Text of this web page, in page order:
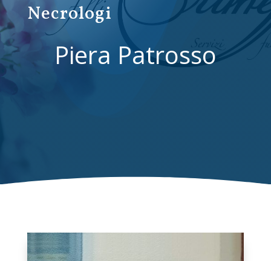
Necrologi
Piera Patrosso